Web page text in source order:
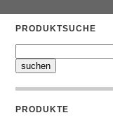
PRODUKTSUCHE
PRODUKTE